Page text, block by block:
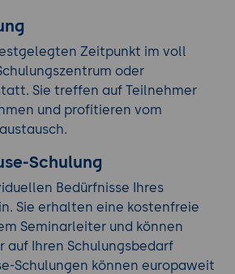
Zeitpunkt im voll
oder
Sie treffen auf Teilnehmer
und profitieren vom
Schulung
Bedürfnisse Ihres
Sie erhalten eine kostenfreie
Seminarleiter und können
auf Ihren Schulungsbedarf
Schulungen können europaweit